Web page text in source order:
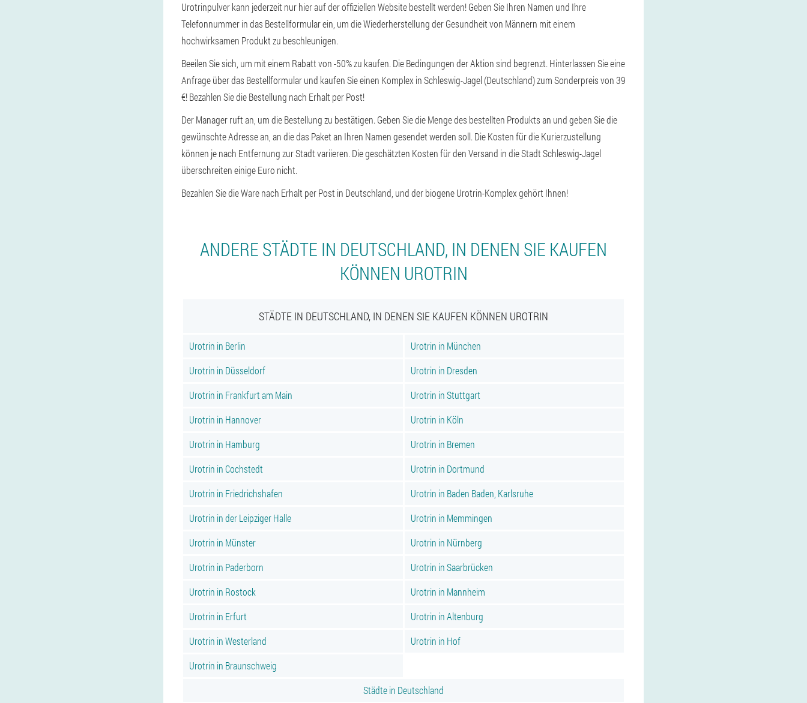
Urotrinpulver kann jederzeit nur hier auf der offiziellen Website bestellt werden! Geben Sie Ihren Namen und Ihre
Telefonnummer in das Bestellformular ein, um die Wiederherstellung der Gesundheit von Männern mit einem
hochwirksamen Produkt zu beschleunigen.
Beeilen Sie sich, um mit einem Rabatt von -50% zu kaufen. Die Bedingungen der Aktion sind begrenzt. Hinterlassen Sie eine
Anfrage über das Bestellformular und kaufen Sie einen Komplex in Schleswig-Jagel (Deutschland) zum Sonderpreis von 39
€! Bezahlen Sie die Bestellung nach Erhalt per Post!
Der Manager ruft an, um die Bestellung zu bestätigen. Geben Sie die Menge des bestellten Produkts an und geben Sie die
gewünschte Adresse an, an die das Paket an Ihren Namen gesendet werden soll. Die Kosten für die Kurierzustellung
können je nach Entfernung zur Stadt variieren. Die geschätzten Kosten für den Versand in die Stadt Schleswig-Jagel
überschreiten einige Euro nicht.
Bezahlen Sie die Ware nach Erhalt per Post in Deutschland, und der biogene Urotrin-Komplex gehört Ihnen!
ANDERE STÄDTE IN DEUTSCHLAND, IN DENEN SIE KAUFEN
KÖNNEN UROTRIN
STÄDTE IN DEUTSCHLAND, IN DENEN SIE KAUFEN KÖNNEN UROTRIN
Urotrin in Berlin
Urotrin in München
Urotrin in Düsseldorf
Urotrin in Dresden
Urotrin in Frankfurt am Main
Urotrin in Stuttgart
Urotrin in Hannover
Urotrin in Köln
Urotrin in Hamburg
Urotrin in Bremen
Urotrin in Cochstedt
Urotrin in Dortmund
Urotrin in Friedrichshafen
Urotrin in Baden Baden, Karlsruhe
Urotrin in der Leipziger Halle
Urotrin in Memmingen
Urotrin in Münster
Urotrin in Nürnberg
Urotrin in Paderborn
Urotrin in Saarbrücken
Urotrin in Rostock
Urotrin in Mannheim
Urotrin in Erfurt
Urotrin in Altenburg
Urotrin in Westerland
Urotrin in Hof
Urotrin in Braunschweig
Städte in Deutschland